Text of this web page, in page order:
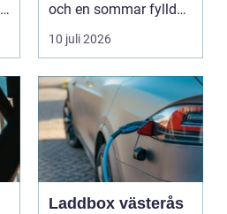
och en sommar fylld
av ofrivilli...
10 juli 2026
Laddbox västerås